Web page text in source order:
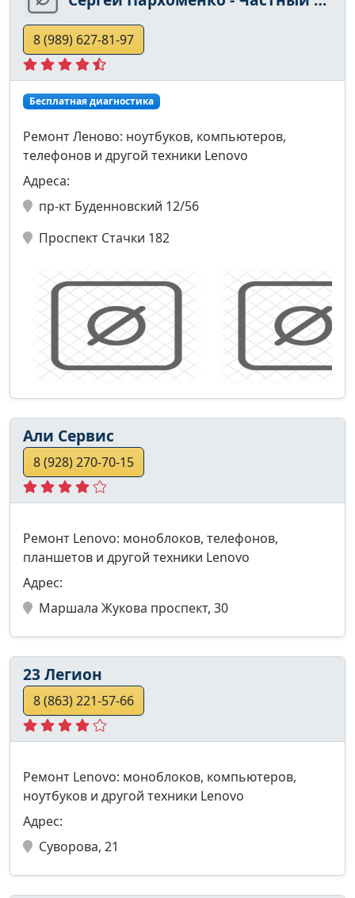
8 (989) 627-81-97
Бесплатная диагностика
Ремонт Леново: ноутбуков, компьютеров,
телефонов и другой техники Lenovo
Адреса:
пр-кт Буденновский 12/56
Проспект Стачки 182
Али Сервис
8 (928) 270-70-15
Ремонт Lenovo: моноблоков, телефонов,
планшетов и другой техники Lenovo
Адрес:
Маршала Жукова проспект, 30
23 Легион
8 (863) 221-57-66
Ремонт Lenovo: моноблоков, компьютеров,
ноутбуков и другой техники Lenovo
Адрес:
Суворова, 21